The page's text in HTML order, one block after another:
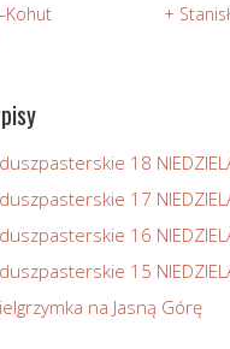
+
18
17
16
15
na Jasną Górę